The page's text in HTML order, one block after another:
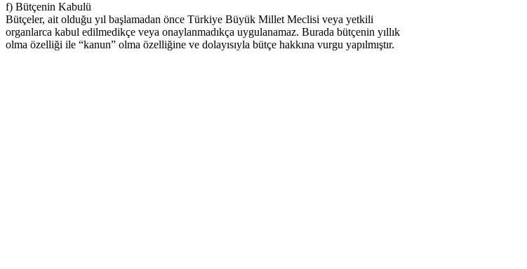
f) Bütçenin Kabulü
Bütçeler, ait olduğu yıl başlamadan önce Türkiye Büyük Millet Meclisi veya yetkili
organlarca kabul edilmedikçe veya onaylanmadıkça uygulanamaz. Burada bütçenin yıllık
olma özelliği ile “kanun” olma özelliğine ve dolayısıyla bütçe hakkına vurgu yapılmıştır.